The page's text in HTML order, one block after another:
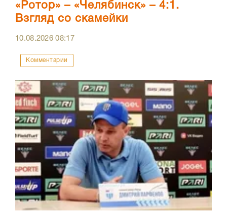
«Ротор» – «Челябинск» – 4:1.
Взгляд со скамейки
10.08.202608:17
Комментарии